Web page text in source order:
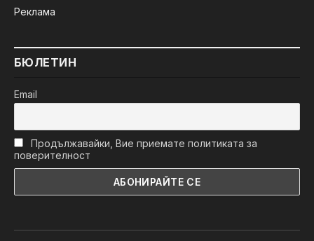
Реклама
БЮЛЕТИН
Email
Продължавайки, Вие приемате политиката за
поверителност